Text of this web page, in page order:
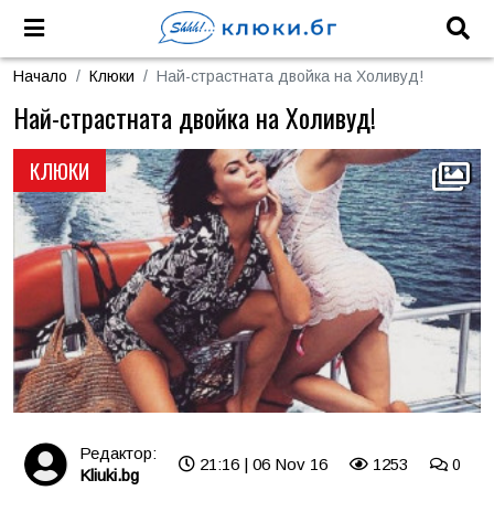
Начало Клюки Най-страстната двойка на Холивуд!
КЛЮКИ
Най-страстната двойка на Холивуд!
Редактор:
Kliuki.bg
21:16 | 06 Nov 16 1253 0